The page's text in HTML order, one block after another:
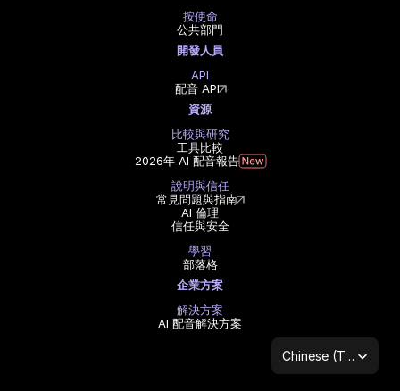
按使命
公共部門
開發人員
API
配音 API
資源
比較與研究
工具比較
2026年 AI 配音報告
說明與信任
常見問題與指南
AI 倫理
信任與安全
學習
部落格
企業方案
解決方案
AI 配音解決方案
Select Language
Chinese (Traditional Han)